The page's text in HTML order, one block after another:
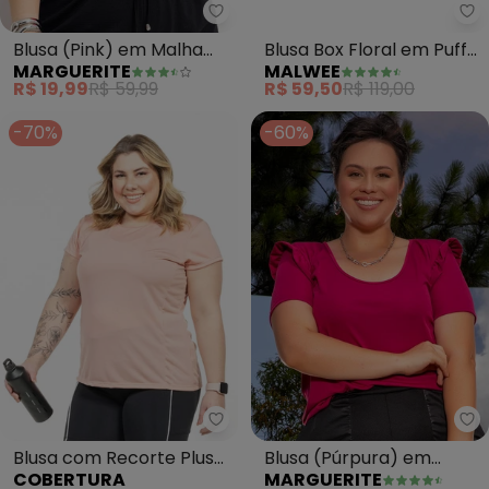
Marguerite - Blusa (Pink) em
Blusa (Pink) em Malha
Flamê
MARGUERITE
R$ 19,99R$ 59,99
Blusa Box Floral em Puff
Plus(Fúcsia)
MALWEE
R$ 59,50R$ 119,00
-70%
Cobertura - Blusa com Recorte
Blusa com Recorte Plus
COBERTURA
-60%
Blusa (Púrpura) em
MARGUERITE